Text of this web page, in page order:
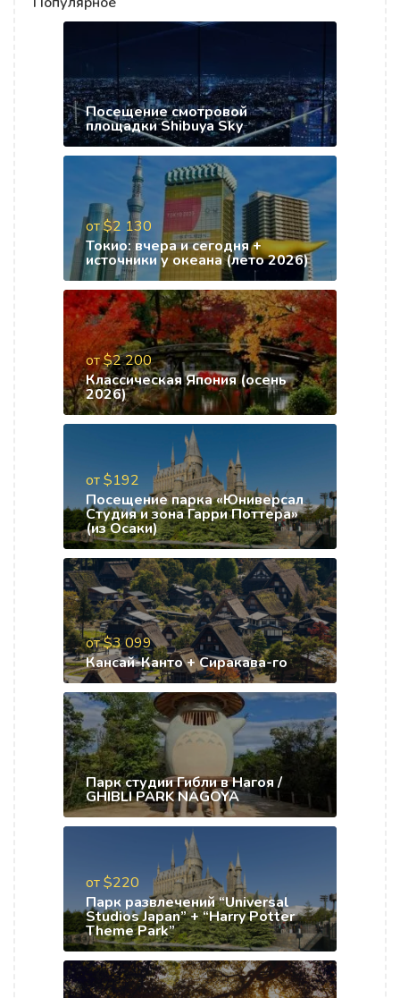
Посещение смотровой
площадки Shibuya Sky
от $2 130
Токио: вчера и сегодня +
источники у океана (лето 2026)
от $2 200
Классическая Япония (осень
2026)
от $192
Посещение парка «Юниверсал
Студия и зона Гарри Поттера»
(из Осаки)
от $3 099
Кансай-Канто + Сиракава-го
Парк студии Гибли в Нагоя /
GHIBLI PARK NAGOYA
от $220
Парк развлечений “Universal
Studios Japan” + “Harry Potter
Theme Park”